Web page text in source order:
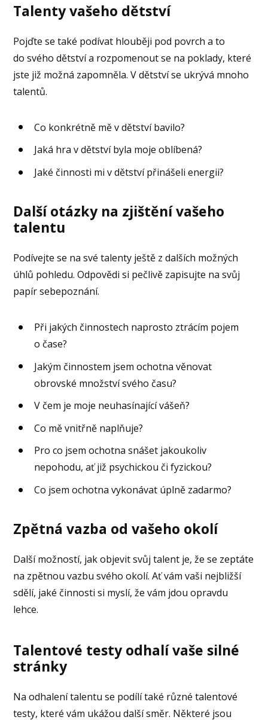
Talenty vašeho dětství
Pojďte se také podívat hlouběji pod povrch a to
do svého dětství a rozpomenout se na poklady, které
jste již možná zapomněla. V dětství se ukrývá mnoho
talentů.
Co konkrétně mě v dětství bavilo?
Jaká hra v dětství byla moje oblíbená?
Jaké činnosti mi v dětství přinášeli energii?
Další otázky na zjištění vašeho
talentu
Podívejte se na své talenty ještě z dalších možných
úhlů pohledu. Odpovědi si pečlivě zapisujte na svůj
papír sebepoznání.
Při jakých činnostech naprosto ztrácím pojem
o čase?
Jakým činnostem jsem ochotna věnovat
obrovské množství svého času?
V čem je moje neuhasínající vášeň?
Co mě vnitřně naplňuje?
Pro co jsem ochotna snášet jakoukoliv
nepohodu, ať již psychickou či fyzickou?
Co jsem ochotna vykonávat úplně zadarmo?
Zpětná vazba od vašeho okolí
Další možností, jak objevit svůj talent je, že se zeptáte
na zpětnou vazbu svého okolí. Ať vám vaši nejbližší
sdělí, jaké činnosti si myslí, že vám jdou opravdu
lehce.
Talentové testy odhalí vaše silné
stránky
Na odhalení talentu se podílí také různé talentové
testy, které vám ukážou další směr. Některé jsou